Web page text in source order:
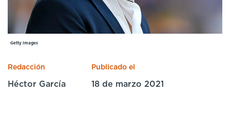
Getty Images
Redacción
Héctor García
Publicado el
18 de marzo 2021